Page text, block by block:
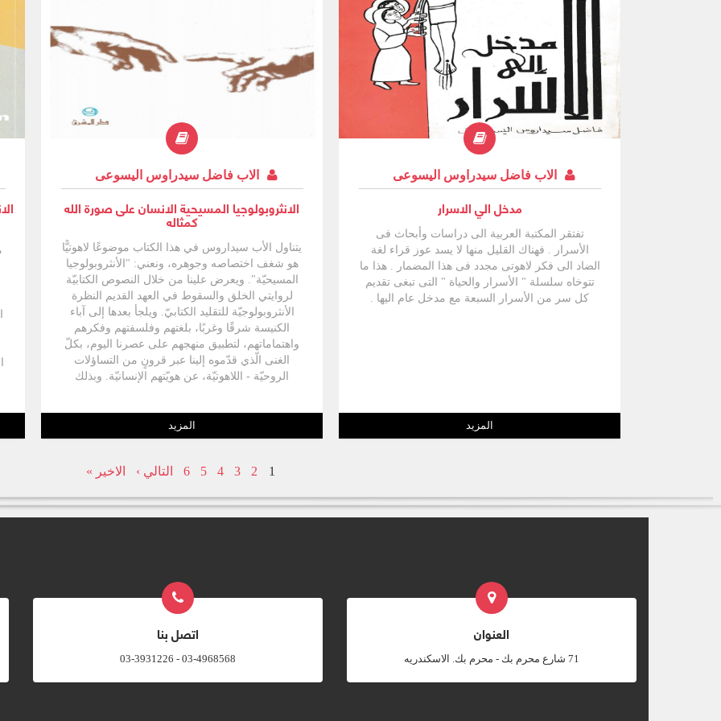
الاب فاضل سيدراوس اليسوعى
مدخل الي الاسرار
تفتقر المكتبة العربية الى دراسات وأبحاث فى
الأسرار . فهناك القليل منها لا يسد عوز قراء لغة
الضاد الى فكر لاهوتى مجدد فى هذا المضمار . هذا ما
تتوخاه سلسلة " الأسرار والحياة " التى تبغى تقديم
كل سر من الأسرار السبعة مع مدخل عام اليها .
المزيد
الاب فاضل سيدراوس اليسوعى
الانثروبولوجيا المسيحية الانسان على صورة الله
كمثاله
يتناول الأب سيداروس في هذا الكتاب موضوعًا لاهوتيًّا
هو شغف اختصاصه وجوهره، ونعني: "الأنثروبولوجيا
المسيحيّة". ويعرض علينا من خلال النصوص الكتابيّة
لروايتي الخلق والسقوط في العهد القديم النظرة
الأنثروبولوجيّة للتقليد الكتابيّ. ويلجأ بعدها إلى آباء
الكنيسة شرقًا وغربًا، بلغتهم وفلسفتهم وفكرهم
واهتماماتهم، لتطبيق منهجهم على عصرنا اليوم، بكلّ
الغنى الّذي قدّموه إلينا عبر قرونٍ من التساؤلات
الروحيّة - اللاهوتيّة، عن هويّتهم الإنسانيّة. وبذلك
المزيد
1
2
3
4
5
6 التالي › الاخير »
العنوان
‎71 شارع محرم بك - محرم بك. الاسكندريه
اتصل بنا
03-4968568 - 03-3931226